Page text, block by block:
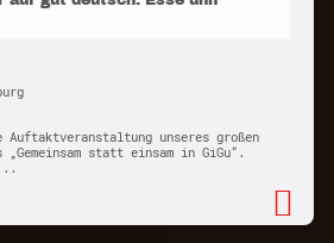
Auftaktveranstaltung unseres großen
statt einsam in GiGu“.